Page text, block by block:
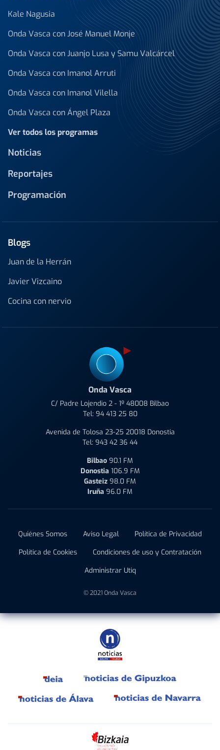
Kale Nagusia
Onda Vasca con José Manuel Monje
Onda Vasca con Juanjo Lusa y Samu Valcárcel
Onda Vasca con Imanol Arruti
Onda Vasca con Imanol Vilella
Onda Vasca con Ángel Plaza
Ver todos los programas
Noticias
Reportajes
Programación
Blogs
Juan de la Herrán
Javier Vizcaino
Cocina con nervio
Onda Vasca
C/ Padre Lojendio 2 - 1º 48008 Bilbao
Tel: 94 413 25 80
Avenida de Tolosa 23-25 20018 Donostia
Tel: 943 42 36 44
Bilbao 90.1 FM
Donostia 106.9 FM
Gasteiz 98.0 FM
Iruña 96.0 FM
Quiénes Somos Aviso Legal
Política de Privacidad
Política de Cookies
Condiciones de uso y Contratación
Administrar Utiq
© 2021 Onda Vasca